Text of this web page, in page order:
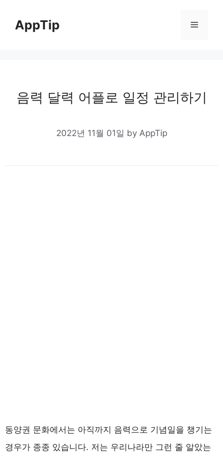
contentAppTip Menu
음력 달력 어플로 일정 관리하기
2022년 11월 01일 by AppTip
동양권 문화에서는 아직까지 음력으로 기념일을 챙기는
경우가 종종 있습니다. 저는 우리나라만 그런 줄 알았는